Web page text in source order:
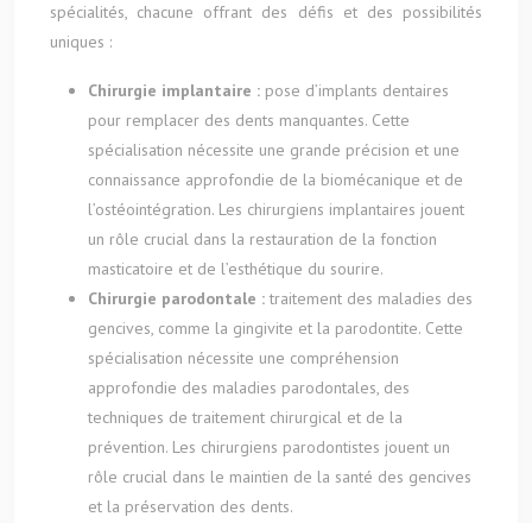
spécialités, chacune offrant des défis et des possibilités
uniques :
Chirurgie implantaire : pose d’implants dentaires
pour remplacer des dents manquantes. Cette
spécialisation nécessite une grande précision et une
connaissance approfondie de la biomécanique et de
l’ostéointégration. Les chirurgiens implantaires jouent
un rôle crucial dans la restauration de la fonction
masticatoire et de l’esthétique du sourire.
Chirurgie parodontale :traitement des maladies des
gencives, comme la gingivite et la parodontite. Cette
spécialisation nécessite une compréhension
approfondie des maladies parodontales, des
techniques de traitement chirurgical et de la
prévention. Les chirurgiens parodontistes jouent un
rôle crucial dans le maintien de la santé des gencives
et la préservation des dents.